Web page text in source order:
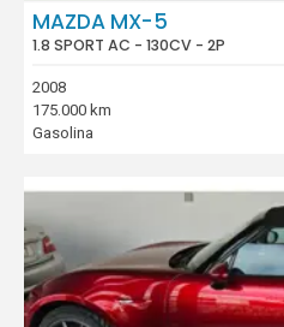
MAZDA MX-5
1.8 SPORT AC - 130CV - 2P
2008
175.000 km
Gasolina